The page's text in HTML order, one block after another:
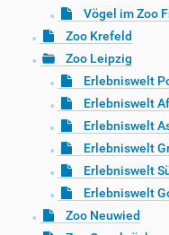
Vögel im Zoo
Zoo Krefeld
Zoo Leipzig
Erlebniswelt
Erlebniswelt
Erlebniswelt
Erlebniswelt
Erlebniswelt
Erlebniswelt
Zoo Neuwied